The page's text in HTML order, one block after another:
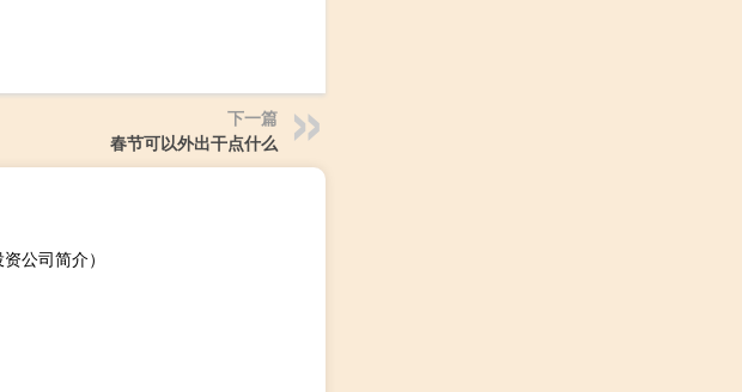
下一篇
春节可以外出干点什么
公司简介）